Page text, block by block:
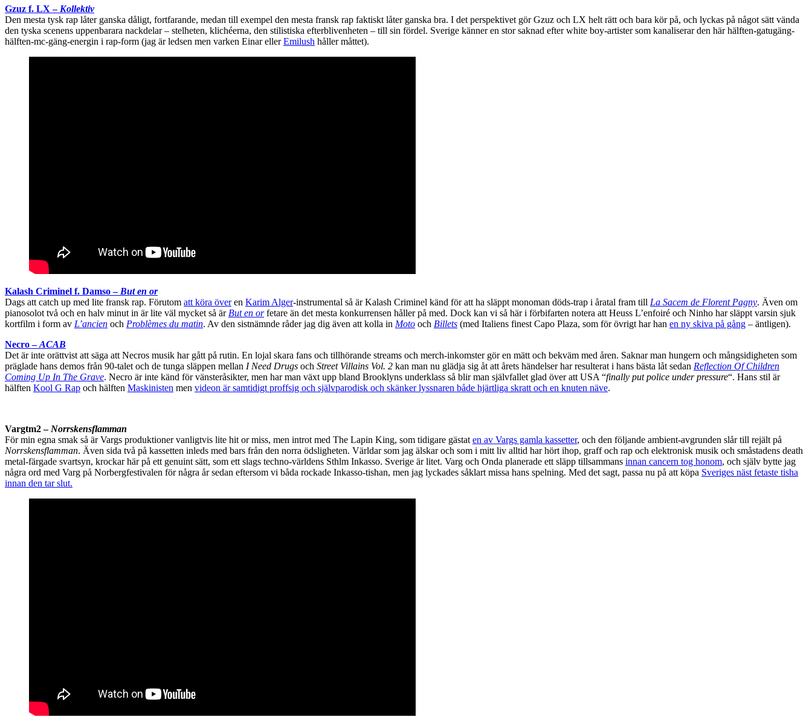
Gzuz f. LX –Kollektiv
Den mesta tysk rap låter ganska dåligt, fortfarande, medan till exempel den mesta fransk rap faktiskt låter ganska bra. I det perspektivet gör Gzuz och LX helt rätt och bara kör på, och lyckas på något sätt vända
den tyska scenens uppenbarara nackdelar – stelheten, klichéerna, den stilistiska efterblivenheten – till sin fördel. Sverige känner en stor saknad efter white boy-artister som kanaliserar den här hälften-gatugäng-
hälften-mc-gäng-energin i rap-form (jag är ledsen men varken Einar ellerEmilush håller måttet).
Kalash Criminel f. Damso –But en or
Dags att catch up med lite fransk rap. Förutom att köra överen Karim Alger-instrumental så är Kalash Criminel känd för att ha släppt monoman döds-trap i åratal fram till La Sacem de Florent Pagny. Även om
pianosolot två och en halv minut in är lite väl mycket så ärBut en orfetare än det mesta konkurrensen håller på med. Dock kan vi så här i förbifarten notera att Heuss L’enfoiré och Ninho har släppt varsin sjuk
kortfilm i form av L’ancien och Problèmes du matin. Av den sistnämnde råder jag dig även att kolla in Moto och Billets (med Italiens finest Capo Plaza, som för övrigt har han en ny skiva på gång – äntligen).
Necro –ACAB
Det är inte orättvist att säga att Necros musik har gått på rutin. En lojal skara fans och tillhörande streams och merch-inkomster gör en mätt och bekväm med åren. Saknar man hungern och mångsidigheten som
präglade hans demos från 90-talet och de tunga släppen mellan I Need Drugs och Street Villains Vol. 2 kan man nu glädja sig åt att årets händelser har resulterat i hans bästa låt sedan Reflection Of Children
Coming Up In The Grave. Necro är inte känd för vänsteråsikter, men har man växt upp bland Brooklyns underklass så blir man självfallet glad över att USA “finally put police under pressure“. Hans stil är
hälften Kool G Rap och hälften Maskinisten men videon är samtidigt proffsig och självparodisk och skänker lyssnaren både hjärtliga skratt och en knuten näve.
Vargtm2 –Norrskensflamman
För min egna smak så är Vargs produktioner vanligtvis lite hit or miss, men introt med The Lapin King, som tidigare gästaten av Vargs gamla kassetter, och den följande ambient-avgrunden slår till rejält på
Norrskensflamman. Även sida två på kassetten inleds med bars från den norra ödsligheten. Världar som jag älskar och som i mitt liv alltid har hört ihop, graff och rap och elektronisk musik och småstadens death
metal-färgade svartsyn, krockar här på ett genuint sätt, som ett slags techno-världens Sthlm Inkasso. Sverige är litet. Varg och Onda planerade ett släpp tillsammans innan cancern tog honom, och själv bytte jag
några ord med Varg på Norbergfestivalen för några år sedan eftersom vi båda rockade Inkasso-tishan, men jag lyckades såklart missa hans spelning. Med det sagt, passa nu på att köpa Sveriges näst fetaste tisha
innan den tar slut.